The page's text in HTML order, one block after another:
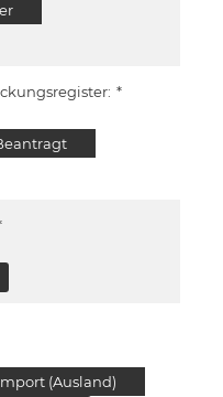
*
(Ausland)